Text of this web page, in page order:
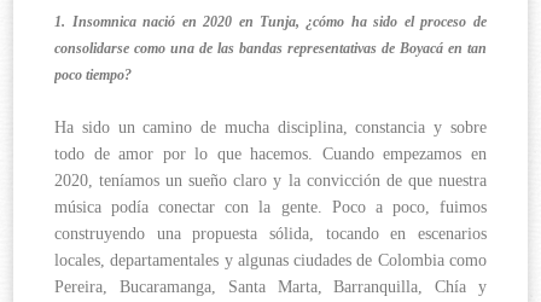
1. Insomnica nació en 2020 en Tunja, ¿cómo ha sido el proceso de
consolidarse como una de las bandas representativas de Boyacá en tan
poco tiempo?
Ha sido un camino de mucha disciplina, constancia y sobre
todo de amor por lo que hacemos. Cuando empezamos en
2020, teníamos un sueño claro y la convicción de que nuestra
música podía conectar con la gente. Poco a poco, fuimos
construyendo una propuesta sólida, tocando en escenarios
locales, departamentales y algunas ciudades de Colombia como
Pereira, Bucaramanga, Santa Marta, Barranquilla, Chía y